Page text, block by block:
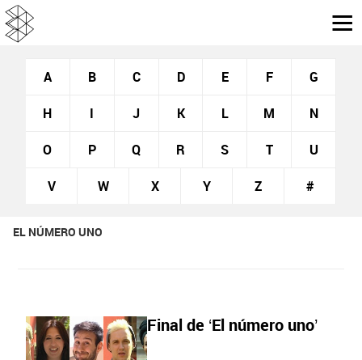
A B C D E F G
H I J K L M N
O P Q R S T U
V W X Y Z #
EL NÚMERO UNO
Final de ‘El número uno’